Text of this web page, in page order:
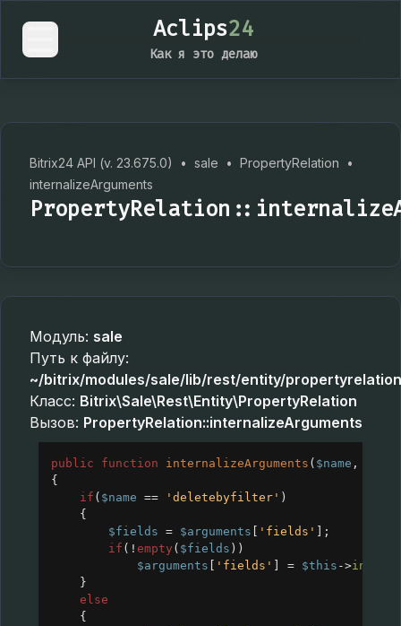
Aclips24
Как я это делаю
Bitrix24 API (v. 23.675.0) • sale • PropertyRelation
•
internalizeArguments
Модуль: sale
Путь к файлу:
~/bitrix/modules/sale/lib/rest/entity/
Класс: Bitrix\Sale\Rest\Entity\PropertyRelation
Вызов: PropertyRelation::internalizeArguments
public function internalizeArguments ( $name ,
{
if ( $name == 'deletebyfilter' )
{
$fields = $arguments 'fields'
];
if ( ! empty ( $fields ))
$arguments
'fields' = $this ->
}
else
{